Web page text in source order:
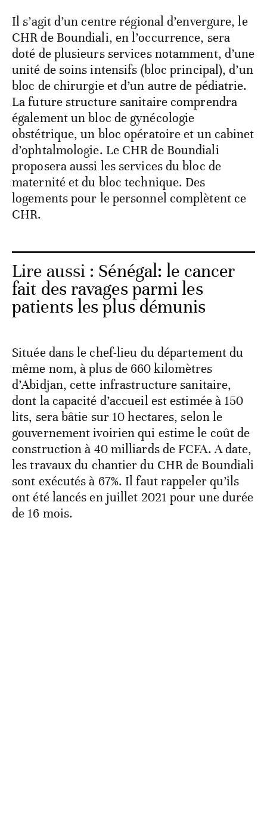
Il s’agit d’un centre régional d’envergure, le
CHR de Boundiali, en l’occurrence, sera
doté de plusieurs services notamment, d’une
unité de soins intensifs (bloc principal), d’un
bloc de chirurgie et d’un autre de pédiatrie.
La future structure sanitaire comprendra
également un bloc de gynécologie
obstétrique, un bloc opératoire et un cabinet
d’ophtalmologie. Le CHR de Boundiali
proposera aussi les services du bloc de
maternité et du bloc technique. Des
logements pour le personnel complètent ce
CHR.
Lire aussi : Sénégal: le cancer
fait des ravages parmi les
patients les plus démunis
Située dans le chef-lieu du département du
même nom, à plus de 660 kilomètres
d’Abidjan, cette infrastructure sanitaire,
dont la capacité d’accueil est estimée à 150
lits, sera bâtie sur 10 hectares, selon le
gouvernement ivoirien qui estime le coût de
construction à 40 milliards de FCFA. A date,
les travaux du chantier du CHR de Boundiali
sont exécutés à 67%. Il faut rappeler qu’ils
ont été lancés en juillet 2021 pour une durée
de 16 mois.